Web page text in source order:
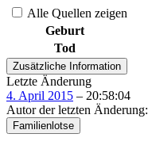
Alle Quellen zeigen
Geburt
Tod
Zusätzliche Information
Letzte Änderung
4. April 2015 – 20:58:04
Autor der letzten Änderung:
Familienlotse